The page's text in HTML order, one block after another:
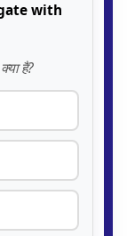
with
है?